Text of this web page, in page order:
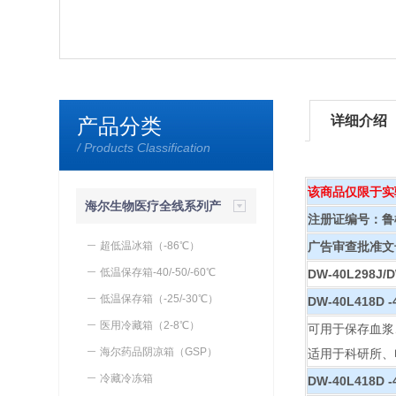
产品分类
/ Products Classification
海尔生物医疗全线系列产
超低温冰箱（-86℃）
低温保存箱-40/-50/-60℃
低温保存箱（-25/-30℃）
医用冷藏箱（2-8℃）
海尔药品阴凉箱（GSP）
冷藏冷冻箱
详细介绍
该商品仅限于
注册证编号：
广告审查批准
DW-40L298J/
DW-40L418D-
可用于保存血
适用于科研所
DW-40L418D-